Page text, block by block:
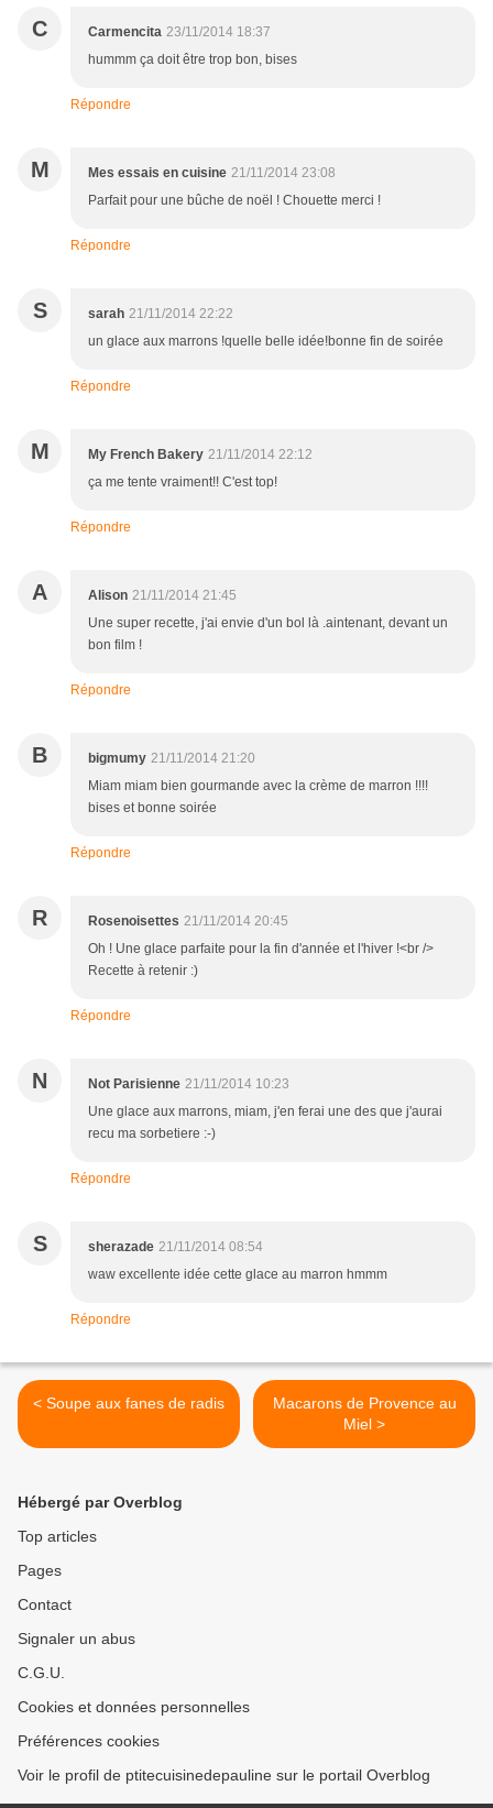
C Carmencita 23/11/2014 18:37
hummm ça doit être trop bon, bises
Répondre
M Mes essais en cuisine 21/11/2014 23:08
Parfait pour une bûche de noël ! Chouette merci !
Répondre
S sarah 21/11/2014 22:22
un glace aux marrons !quelle belle idée!bonne fin de soirée
Répondre
M My French Bakery 21/11/2014 22:12
ça me tente vraiment!! C'est top!
Répondre
A Alison 21/11/2014 21:45
Une super recette, j'ai envie d'un bol là .aintenant, devant un
bon film !
Répondre
B bigmumy 21/11/2014 21:20
Miam miam bien gourmande avec la crème de marron !!!!
bises et bonne soirée
Répondre
R Rosenoisettes 21/11/2014 20:45
Oh ! Une glace parfaite pour la fin d'année et l'hiver !<br />
Recette à retenir :)
Répondre
N Not Parisienne 21/11/2014 10:23
Une glace aux marrons, miam, j'en ferai une des que j'aurai
recu ma sorbetiere :-)
Répondre
S sherazade 21/11/2014 08:54
waw excellente idée cette glace au marron hmmm
Répondre
< Soupe aux fanes de radis
Macarons de Provence au
Miel >
Hébergé par Overblog
Top articles
Pages
Contact
Signaler un abus
C.G.U.
Cookies et données personnelles
Préférences cookies
Voir le profil de ptitecuisinedepauline sur le portail Overblog